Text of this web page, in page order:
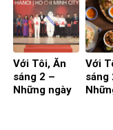
Với Tôi, Ăn
sáng 2 –
Những ngày
Với
sáng